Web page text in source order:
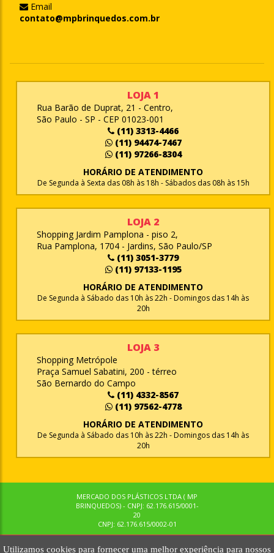
Utilizamos cookies para fornecer uma melhor experiência para nossos
Email
contato@mpbrinquedos.com.br
LOJA 1
Rua Barão de Duprat, 21 - Centro,
São Paulo - SP - CEP 01023-001
(11) 3313-4466
(11) 94474-7467
(11) 97266-8304
HORÁRIO DE ATENDIMENTO
De Segunda à Sexta das 08h às 18h - Sábados das 08h às 15h
LOJA 2
Shopping Jardim Pamplona - piso 2,
Rua Pamplona, 1704 - Jardins, São Paulo/SP
(11) 3051-3779
(11) 97133-1195
HORÁRIO DE ATENDIMENTO
De Segunda à Sábado das 10h às 22h - Domingos das 14h às
20h
LOJA 3
Shopping Metrópole
Praça Samuel Sabatini, 200 - térreo
São Bernardo do Campo
(11) 4332-8567
(11) 97562-4778
HORÁRIO DE ATENDIMENTO
De Segunda à Sábado das 10h às 22h - Domingos das 14h às
20h
MERCADO DOS PLÁSTICOS LTDA ( MP
BRINQUEDOS) - CNPJ: 62.176.615/0001-
20
CNPJ: 62.176.615/0002-01